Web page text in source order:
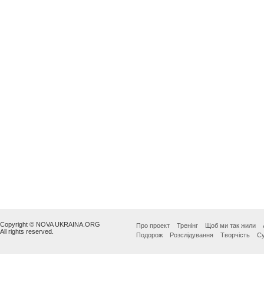
Copyright © NOVA UKRAINA.ORG
All rights reserved.
Про проект Тренінг Щоб ми так жили
Подорож
Розслідування Творчість